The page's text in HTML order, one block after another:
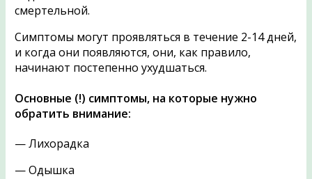
смертельной.
Симптомы могут проявляться в течение 2-14 дней,
и когда они появляются, они, как правило,
начинают постепенно ухудшаться.
Основные (!) симптомы, на которые нужно
обратить внимание:
— Лихорадка
— Одышка